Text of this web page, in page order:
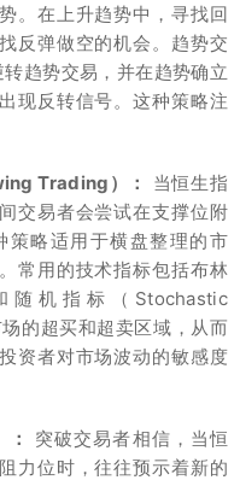
。在上升趋势中，寻找回
反弹做空的机会。趋势交
趋势交易，并在趋势确立
现反转信号。这种策略注
Trading）：
当恒生指
交易者会尝试在支撑位附
策略适用于横盘整理的市
常用的技术指标包括布林
机指标（Stochastic
的超买和超卖区域，从而
资者对市场波动的敏感度
突破交易者相信，当恒
力位时，往往预示着新的